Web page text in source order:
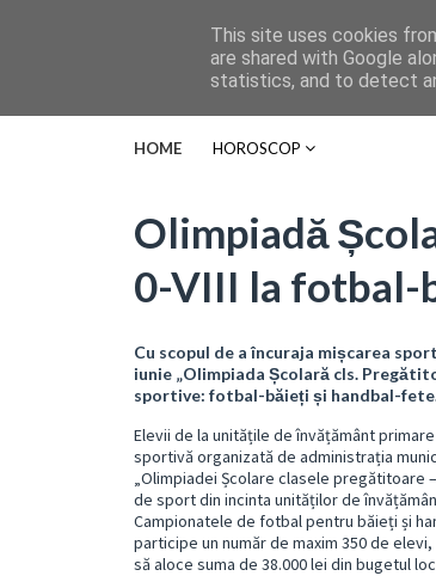
HOME HOROSCOP
Olimpiadă
0-VIII la fotbal-
Cu scopul de a încuraja mișcarea
iunie „Olimpiada Școlară cls.
sportive: fotbal-băieți și handbal-
Elevii de la unitățile de învățământ
sportivă organizată de administrația
„Olimpiadei Școlare clasele pregătitoare
de sport din incinta unităților de
Campionatele de fotbal pentru băieți și
participe un număr de maxim 350 de
să aloce suma de 38.000 lei din bugetul
This site uses cookies
are shared with Google
statistics, and to detect